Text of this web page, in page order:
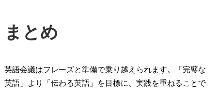
まとめ
英語会議はフレーズと準備で乗り越えられます。「完璧な
英語」より「伝わる英語」を目標に、実践を重ねることで